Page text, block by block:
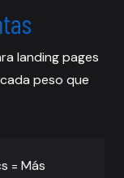
landing pages
peso que
= Más